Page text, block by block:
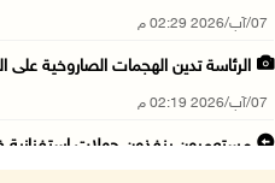
07/آب/2026 02:29 م
الرئاسة تدين الهجمات الصاروخية على
07/آب/2026 02:19 م
مستعمرون ينفذون جولات